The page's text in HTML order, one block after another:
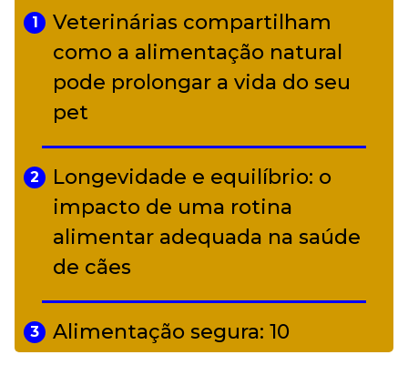
Adriana Calcanhotto retoma
alter ego infantil para show em
Curitiba
1
Veterinárias compartilham
como a alimentação natural
pode prolongar a vida do seu
pet
2
Longevidade e equilíbrio: o
impacto de uma rotina
alimentar adequada na saúde
de cães
3
Alimentação segura: 10